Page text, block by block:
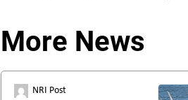
More News
NRI Post